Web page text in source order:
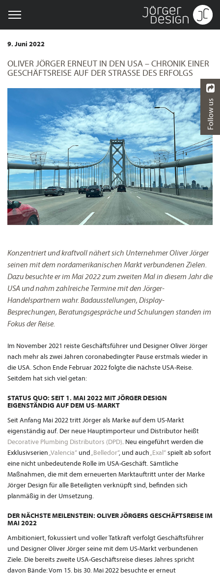
9. Juni 2022
OLIVER JÖRGER ERNEUT IN DEN USA – CHRONIK EINER
GESCHÄFTSREISE AUF DER STRASSE DES ERFOLGS
Konzentriert und kraftvoll nähert sich Unternehmer Oliver Jörger
seinen mit dem nordamerikanischen Markt verbundenen Zielen.
Dazu besuchte er im Mai 2022 zum zweiten Mal in diesem Jahr die
USA und nahm zahlreiche Termine mit den Jörger-
Handelspartnern wahr. Badausstellungen, Display-
Besprechungen, Beratungsgespräche und Schulungen standen im
Fokus der Reise.
Im November 2021 reiste Geschäftsführer und Designer Oliver Jörger
nach mehr als zwei Jahren coronabedingter Pause erstmals wieder in
die USA. Schon Ende Februar 2022 folgte die nächste USA-Reise.
Seitdem hat sich viel getan:
STATUS QUO: SEIT 1. MAI 2022 MIT JÖRGER DESIGN
EIGENSTÄNDIG AUF DEM US-MARKT
Seit Anfang Mai 2022 tritt Jörger als Marke auf dem US-Markt
eigenständig auf. Der neue Hauptimporteur und Distributor heißt
Decorative Plumbing Distributors (DPD). Neu eingeführt werden die
Exklusivserien„Valencia“ und„Belledor“, und auch„Exal“spielt ab sofort
eine nicht unbedeutende Rolle im USA-Geschäft. Sämtliche
Maßnahmen, die mit dem erneuerten Marktauftritt unter der Marke
Jörger Design für alle Beteiligten verknüpft sind, befinden sich
planmäßig in der Umsetzung.
DER NÄCHSTE MEILENSTEIN: OLIVER JÖRGERS GESCHÄFTSREISE IM
MAI 2022
Ambitioniert, fokussiert und voller Tatkraft verfolgt Geschäftsführer
und Designer Oliver Jörger seine mit dem US-Markt verbundenen
Ziele. Die bereits zweite USA-Geschäftsreise dieses Jahres spricht
davon Bände: Vom 15. bis 30. Mai 2022 besuchte er erneut
Follow us